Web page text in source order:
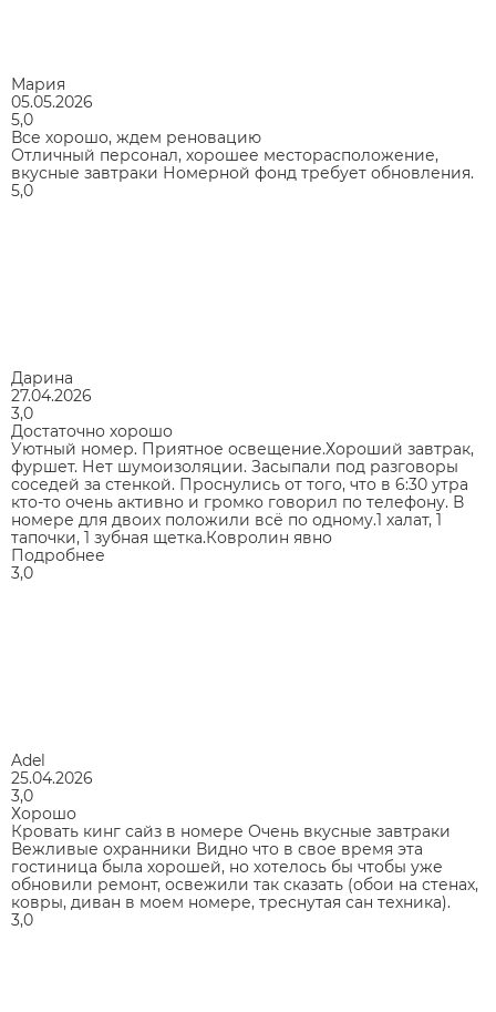
Мария
05.05.2026
5,0
Все хорошо, ждем реновацию
Отличный персонал, хорошее месторасположение,
вкусные завтраки Номерной фонд требует обновления.
5,0
Дарина
27.04.2026
3,0
Достаточно хорошо
Уютный номер. Приятное освещение.Хороший завтрак,
фуршет. Нет шумоизоляции. Засыпали под разговоры
соседей за стенкой. Проснулись от того, что в 6:30 утра
кто-то очень активно и громко говорил по телефону. В
номере для двоих положили всё по одному.1 халат, 1
тапочки, 1 зубная щетка.Ковролин явно
Подробнее
3,0
Adel
25.04.2026
3,0
Хорошо
Кровать кинг сайз в номере Очень вкусные завтраки
Вежливые охранники Видно что в свое время эта
гостиница была хорошей, но хотелось бы чтобы уже
обновили ремонт, освежили так сказать (обои на стенах,
ковры, диван в моем номере, треснутая сан техника).
3,0